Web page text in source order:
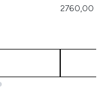
2760,00 €